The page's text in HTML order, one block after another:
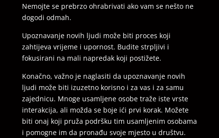
Nemojte se prebrzo ohrabrivati ako vam se nešto ne
dogodi odmah.
Upoznavanje novih ljudi može biti proces koji
zahtijeva vrijeme i upornost. Budite strpljivi i
fokusirani na mali napredak koji postižete.
Konačno, važno je naglasiti da upoznavanje novih
ljudi može biti izuzetno korisno i za vas i za samu
zajednicu. Mnoge usamljene osobe traže iste vrste
interakcija, ali možda se boje ići prvi korak. Možete
biti onaj koji pruža podršku tim usamljenim osobama
i pomogne im da pronađu svoje mjesto u društvu.